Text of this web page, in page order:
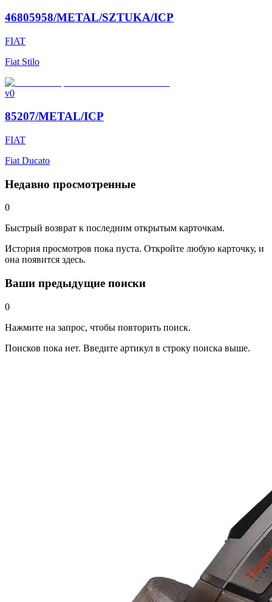
46805958/METAL/SZTUKA/ICP
FIAT
Fiat Stilo
v0
85207/METAL/ICP
FIAT
Fiat Ducato
Недавно просмотренные
0
Быстрый возврат к последним открытым карточкам.
История просмотров пока пуста. Откройте любую карточку, и
она появится здесь.
Ваши предыдущие поиски
0
Нажмите на запрос, чтобы повторить поиск.
Поисков пока нет. Введите артикул в строку поиска выше.